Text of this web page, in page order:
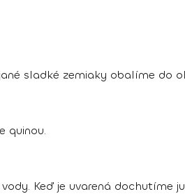
sladké zemiaky obalíme do
quinou.
Keď je uvarená dochutíme